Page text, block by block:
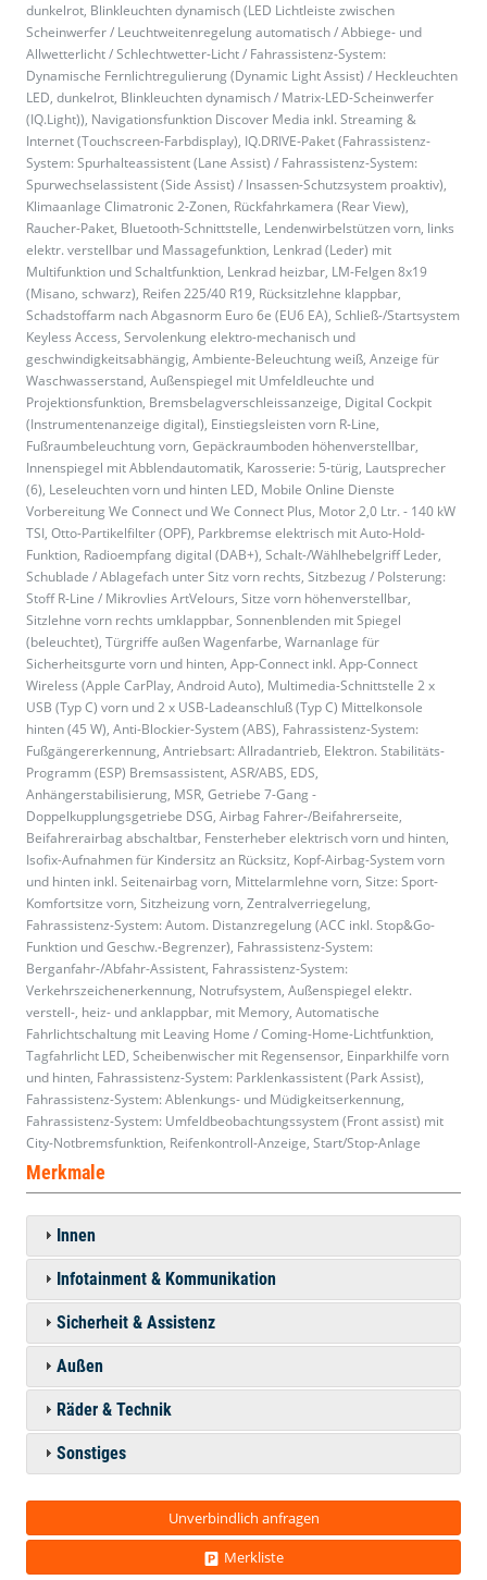
dunkelrot, Blinkleuchten dynamisch (LED Lichtleiste zwischen
Scheinwerfer / Leuchtweitenregelung automatisch / Abbiege- und
Allwetterlicht / Schlechtwetter-Licht / Fahrassistenz-System:
Dynamische Fernlichtregulierung (Dynamic Light Assist) / Heckleuchten
LED, dunkelrot, Blinkleuchten dynamisch / Matrix-LED-Scheinwerfer
(IQ.Light)), Navigationsfunktion Discover Media inkl. Streaming &
Internet (Touchscreen-Farbdisplay), IQ.DRIVE-Paket (Fahrassistenz-
System: Spurhalteassistent (Lane Assist) / Fahrassistenz-System:
Spurwechselassistent (Side Assist) / Insassen-Schutzsystem proaktiv),
Klimaanlage Climatronic 2-Zonen, Rückfahrkamera (Rear View),
Raucher-Paket, Bluetooth-Schnittstelle, Lendenwirbelstützen vorn, links
elektr. verstellbar und Massagefunktion, Lenkrad (Leder) mit
Multifunktion und Schaltfunktion, Lenkrad heizbar, LM-Felgen 8x19
(Misano, schwarz), Reifen 225/40 R19, Rücksitzlehne klappbar,
Schadstoffarm nach Abgasnorm Euro 6e (EU6 EA), Schließ-/Startsystem
Keyless Access, Servolenkung elektro-mechanisch und
geschwindigkeitsabhängig, Ambiente-Beleuchtung weiß, Anzeige für
Waschwasserstand, Außenspiegel mit Umfeldleuchte und
Projektionsfunktion, Bremsbelagverschleissanzeige, Digital Cockpit
(Instrumentenanzeige digital), Einstiegsleisten vorn R-Line,
Fußraumbeleuchtung vorn, Gepäckraumboden höhenverstellbar,
Innenspiegel mit Abblendautomatik, Karosserie: 5-türig, Lautsprecher
(6), Leseleuchten vorn und hinten LED, Mobile Online Dienste
Vorbereitung We Connect und We Connect Plus, Motor 2,0 Ltr. - 140 kW
TSI, Otto-Partikelfilter (OPF), Parkbremse elektrisch mit Auto-Hold-
Funktion, Radioempfang digital (DAB+), Schalt-/Wählhebelgriff Leder,
Schublade / Ablagefach unter Sitz vorn rechts, Sitzbezug / Polsterung:
Stoff R-Line / Mikrovlies ArtVelours, Sitze vorn höhenverstellbar,
Sitzlehne vorn rechts umklappbar, Sonnenblenden mit Spiegel
(beleuchtet), Türgriffe außen Wagenfarbe, Warnanlage für
Sicherheitsgurte vorn und hinten, App-Connect inkl. App-Connect
Wireless (Apple CarPlay, Android Auto), Multimedia-Schnittstelle 2 x
USB (Typ C) vorn und 2 x USB-Ladeanschluß (Typ C) Mittelkonsole
hinten (45 W), Anti-Blockier-System (ABS), Fahrassistenz-System:
Fußgängererkennung, Antriebsart: Allradantrieb, Elektron. Stabilitäts-
Programm (ESP) Bremsassistent, ASR/ABS, EDS,
Anhängerstabilisierung, MSR, Getriebe 7-Gang -
Doppelkupplungsgetriebe DSG, Airbag Fahrer-/Beifahrerseite,
Beifahrerairbag abschaltbar, Fensterheber elektrisch vorn und hinten,
Isofix-Aufnahmen für Kindersitz an Rücksitz, Kopf-Airbag-System vorn
und hinten inkl. Seitenairbag vorn, Mittelarmlehne vorn, Sitze: Sport-
Komfortsitze vorn, Sitzheizung vorn, Zentralverriegelung,
Fahrassistenz-System: Autom. Distanzregelung (ACC inkl. Stop&Go-
Funktion und Geschw.-Begrenzer), Fahrassistenz-System:
Berganfahr-/Abfahr-Assistent, Fahrassistenz-System:
Verkehrszeichenerkennung, Notrufsystem, Außenspiegel elektr.
verstell-, heiz- und anklappbar, mit Memory, Automatische
Fahrlichtschaltung mit Leaving Home / Coming-Home-Lichtfunktion,
Tagfahrlicht LED, Scheibenwischer mit Regensensor, Einparkhilfe vorn
und hinten, Fahrassistenz-System: Parklenkassistent (Park Assist),
Fahrassistenz-System: Ablenkungs- und Müdigkeitserkennung,
Fahrassistenz-System: Umfeldbeobachtungssystem (Front assist) mit
City-Notbremsfunktion, Reifenkontroll-Anzeige, Start/Stop-Anlage
Merkmale
Innen
Infotainment & Kommunikation
Sicherheit & Assistenz
Außen
Räder & Technik
Sonstiges
Unverbindlich anfragen
Merkliste